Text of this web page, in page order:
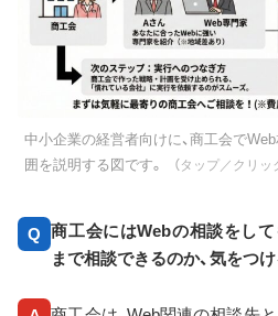
中小企業の経営者向けに、商工会で
囲を説明する図です。
（タップ／クリッ
Q
商工会にはWebの相談をし
まで相談できるのか、気をつ